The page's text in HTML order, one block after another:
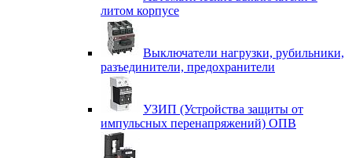
литом корпусе
Выключатели нагрузки, рубильники,
разъединители, предохранители
УЗИП (Устройства защиты от
импульсных перенапряжений) ОПВ